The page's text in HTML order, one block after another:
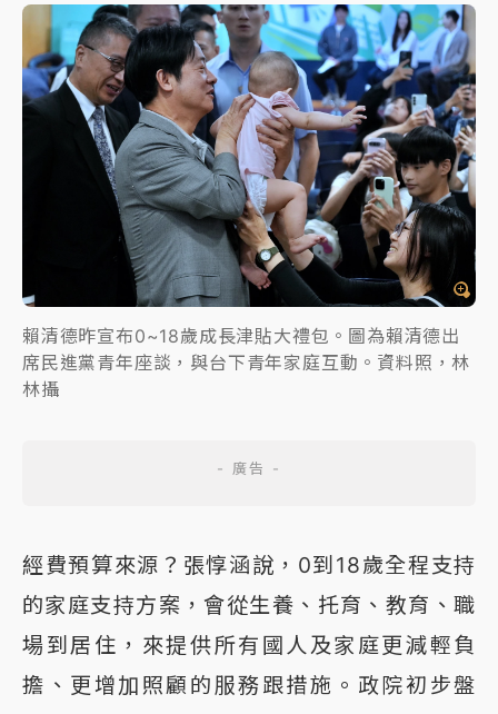
賴清德昨宣布0~18歲成長津貼大禮包。圖為賴清德出
席民進黨青年座談，與台下青年家庭互動。資料照，林
林攝
經費預算來源？張惇涵說，0到18歲全程支持
的家庭支持方案，會從生養、托育、教育、職
場到居住，來提供所有國人及家庭更減輕負
擔、更增加照顧的服務跟措施。政院初步盤